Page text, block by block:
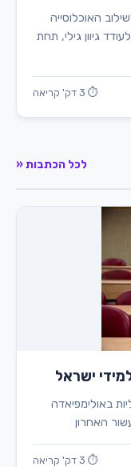
האוכלוסייה
גיוון גילי, תחת
⏱ 3 דק' קריאה
לכל הכתבות «
ישראל
באולימפיאדה
האחרון
⏱ 3 דק' קריאה